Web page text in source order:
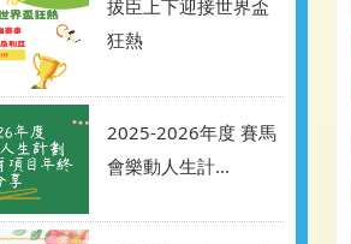
拔臣上下迎接世界盃
狂熱
2025-2026年度 賽馬
會樂動人生計...